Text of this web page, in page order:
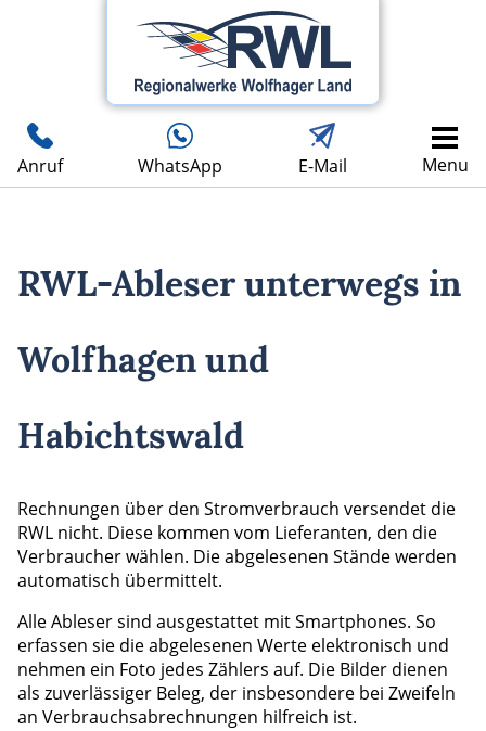
Anruf WhatsApp E-Mail Menu
RWL-Ableser unterwegs in
Wolfhagen und
Habichtswald
Rechnungen über den Stromverbrauch versendet die
RWL nicht. Diese kommen vom Lieferanten, den die
Verbraucher wählen. Die abgelesenen Stände werden
automatisch übermittelt.
Alle Ableser sind ausgestattet mit Smartphones. So
erfassen sie die abgelesenen Werte elektronisch und
nehmen ein Foto jedes Zählers auf. Die Bilder dienen
als zuverlässiger Beleg, der insbesondere bei Zweifeln
an Verbrauchsabrechnungen hilfreich ist.